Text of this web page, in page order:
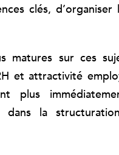
clés,
matures sur ces
et attractivité
plus
dans la